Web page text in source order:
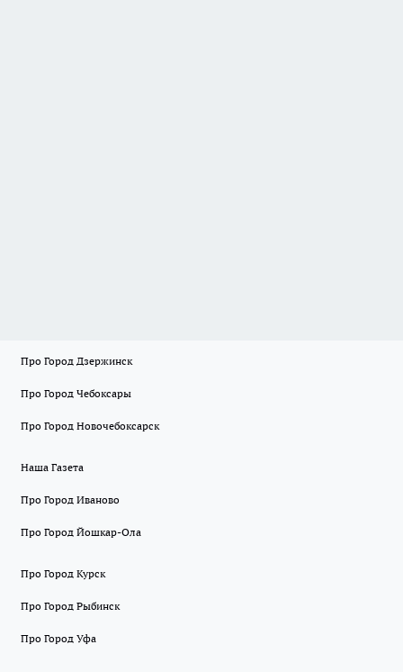
Про Город Дзержинск
Про Город Чебоксары
Про Город Новочебоксарск
Наша Газета
Про Город Иваново
Про Город Йошкар-Ола
Про Город Курск
Про Город Рыбинск
Про Город Уфа